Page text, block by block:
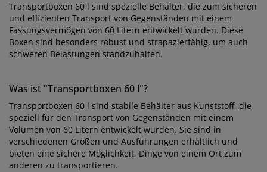
Transportboxen 60 l sind spezielle Behälter, die zum sicheren
und effizienten Transport von Gegenständen mit einem
Fassungsvermögen von 60 Litern entwickelt wurden. Diese
Boxen sind besonders robust und strapazierfähig, um auch
schweren Belastungen standzuhalten.
Was ist "Transportboxen 60 l"?
Transportboxen 60 l sind stabile Behälter aus Kunststoff, die
speziell für den Transport von Gegenständen mit einem
Volumen von 60 Litern entwickelt wurden. Sie sind in
verschiedenen Größen und Ausführungen erhältlich und
bieten eine sichere Möglichkeit, Dinge von einem Ort zum
anderen zu transportieren.